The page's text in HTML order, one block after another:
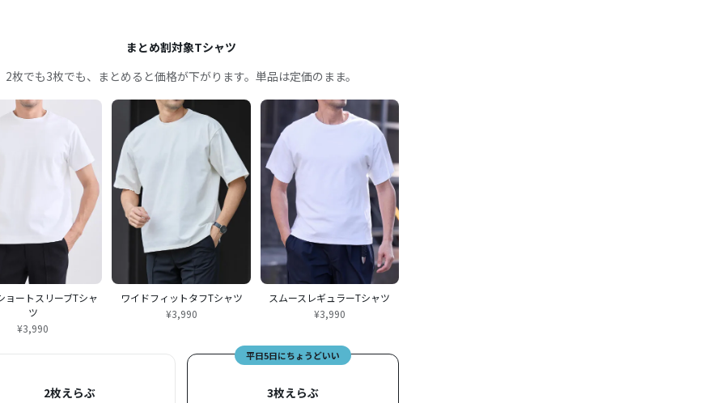
まとめ割対象Tシャツ
2枚でも3枚でも、まとめると価格が下がります。単品は定価のまま。
ョートスリーブTシャ
ツ
¥3,990
ワイドフィットタフTシャツ
¥3,990
スムースレギュラーTシャツ
¥3,990
2枚えらぶ
平日5日にちょうどいい
3枚えらぶ